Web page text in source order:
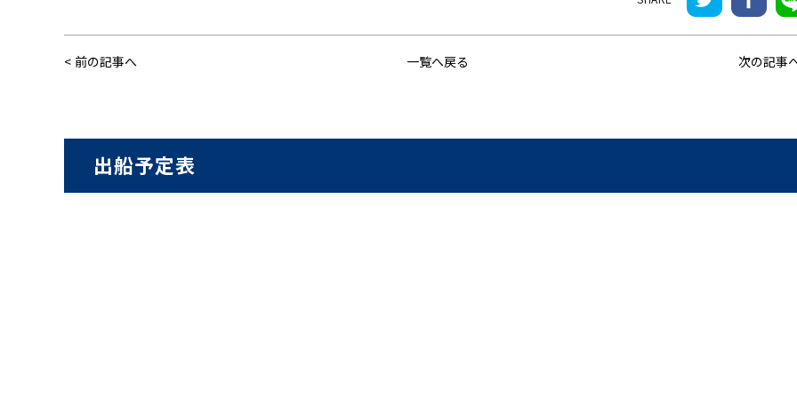
前の記事へ 一覧へ戻る 次の記事
出船予定表